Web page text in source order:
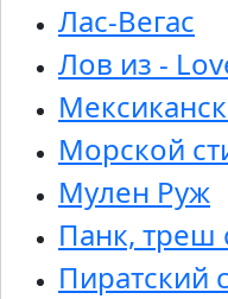
Лас-Вегас
Лов из -
Морской
Мулен Руж
Панк, треш
Пиратский